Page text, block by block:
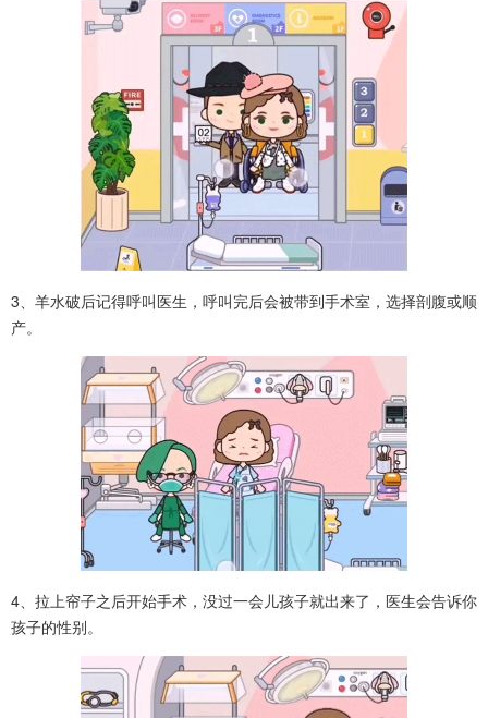
3、羊水破后记得呼叫医生，呼叫完后会被带到手术室，选择剖腹或顺
产。
4、拉上帘子之后开始手术，没过一会儿孩子就出来了，医生会告诉你
孩子的性别。